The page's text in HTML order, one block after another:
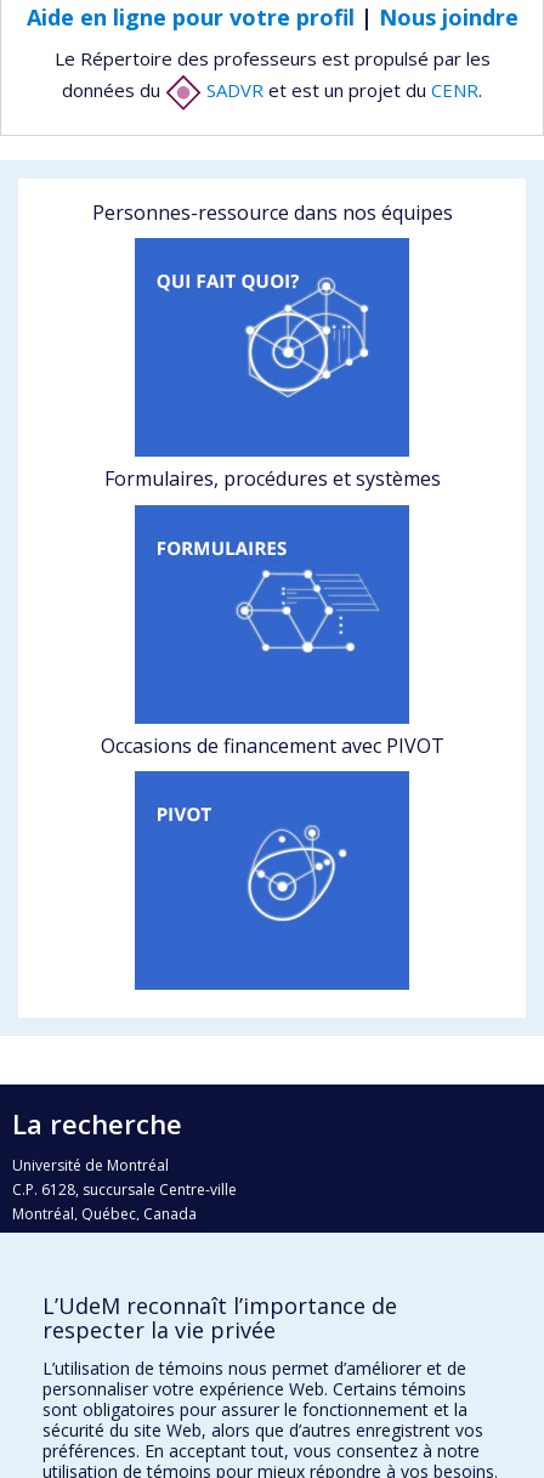
Aide en ligne pour votre profil | Nous joindre
Le Répertoire des professeurs est propulsé par les
données du
SADVR et est un projet du CENR.
Personnes-ressource dans nos équipes
Formulaires, procédures et systèmes
Occasions de financement avec PIVOT
La recherche
Université de Montréal
C.P. 6128, succursale Centre-ville
Montréal, Québec, Canada
H3C 3J7
Qui fait quoi?
Nous trouver
Plan du site
Accessibilité
L’UdeM reconnaît l’importance de
respecter la vie privée
L’utilisation de témoins nous permet d’améliorer et de
personnaliser votre expérience Web. Certains témoins
sont obligatoires pour assurer le fonctionnement et la
sécurité du site Web, alors que d’autres enregistrent vos
préférences. En acceptant tout, vous consentez à notre
utilisation de témoins pour mieux répondre à vos besoins.